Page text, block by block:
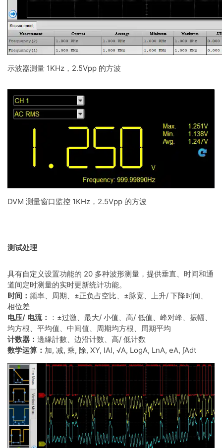
示波器测量 1KHz，2.5Vpp 的方波
DVM 测量窗口监控 1KHz，2.5Vpp 的方波
测试处理
具有自定义设置功能的 20 多种波形测量，提供垂直、时间和通
道间定时测量的实时更新统计功能。
时间： 频率、周期、±正负占空比、±脉宽、上升/ 下降时间、
相位差
电压/ 电流：
：±过激、最大/ 小值、高/ 低值、峰对峰、振幅、
均方根、平均值、中间值、周期均方根、周期平均
计数器： 邊緣計數、边沿计数、高/ 低计数
数学运算： 加, 减, 乘, 除, XY, lAl, √A, LogA, LnA, eA, ∫Adt